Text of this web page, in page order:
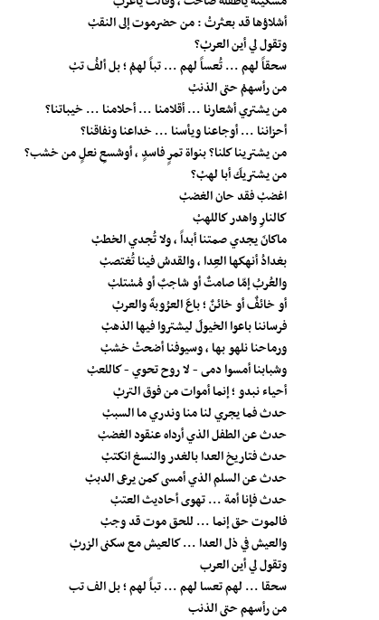
أشلاؤها قد بعثرتْ : من حضرموت إلى النقبْ
وتقول لي أين العربْ؟
سحقاً لهم ... تُعساً لهم ... تباً لهمْ ؛ بل ألفُ تبْ
من رأسهمْ حتى الذنبْ
من يشتري أشعارنا ... أقلامنا ... أحلامنا ... خيباتنا؟
أحزاننا ... أوجاعنا ويأسنا ... خداعنا ونفاقنا؟
من يشترينا كلنا؟ بنواة تمرٍ فاسدٍ ، أوشسعِ نعلٍ من خشب؟
من يشتريكَ أبا لهبْ؟
اغضبْ فقد حان الغضبْ
كالنارِ واهدر كاللهبْ
ماكانَ يجدي صمتنا أبداً ، ولا تُجدي الخطبْ
بغدادُ أنهكها العِدا ، والقدسُ فينا تُغتصبْ
والعُربُ إمّا صامتٌ أو شاجبٌ أو مُسْتلبْ
أو خائفٌ أو خائنٌ ؛ باعَ العرُوبةَ والعربْ
فرساننا باعوا الخيولَ ليشتروا فيها الذهبْ
ورماحنا نلهو بها ، وسيوفنا أضحتْ خشبْ
وشبابنا أمسوا دمى - لا روح تحوي - كاللعبْ
أحياء نبدو ؛ إنما أموات من فوق التربْ
حدث فما يجري لنا منا وندري ما السببْ
حدث عن الطفل الذي أرداه عنقود الغضبْ
حدث فتاريخ العدا بالغدر والنسغ انكتبْ
حدث عن السلم الذي أمسى كمن يرعى الدببْ
حدث فإنا أمة ... تهوى أحاديث العتبْ
فالموت حق إنما ... للحق موت قد وجبْ
والعيش في ذل العدا ... كالعيش مع سكنى الزربْ
وتقول لي أين العرب
سحقا ... لهم تعسا لهم ... تباً لهم ؛ بل الف تب
من رأسهم حتى الذنب